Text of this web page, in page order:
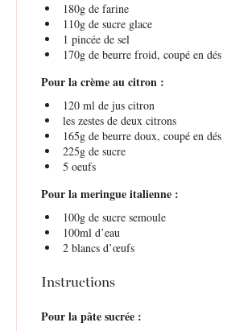
180gde farine
110gde sucre glace
1 pincée de sel
170gde beurre froid, coupé en dés
Pour la crème au citron :
120ml de jus citron
les zestes de deux citrons
165gde beurre doux, coupé en dés
225gde sucre
5 oeufs
Pour la meringue italienne :
100gde sucre semoule
100ml d’eau
2blancs d’œufs
Instructions
Pour la pâte sucrée :